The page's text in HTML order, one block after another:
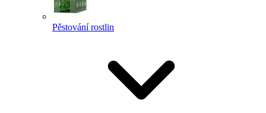
Pěstování rostlin